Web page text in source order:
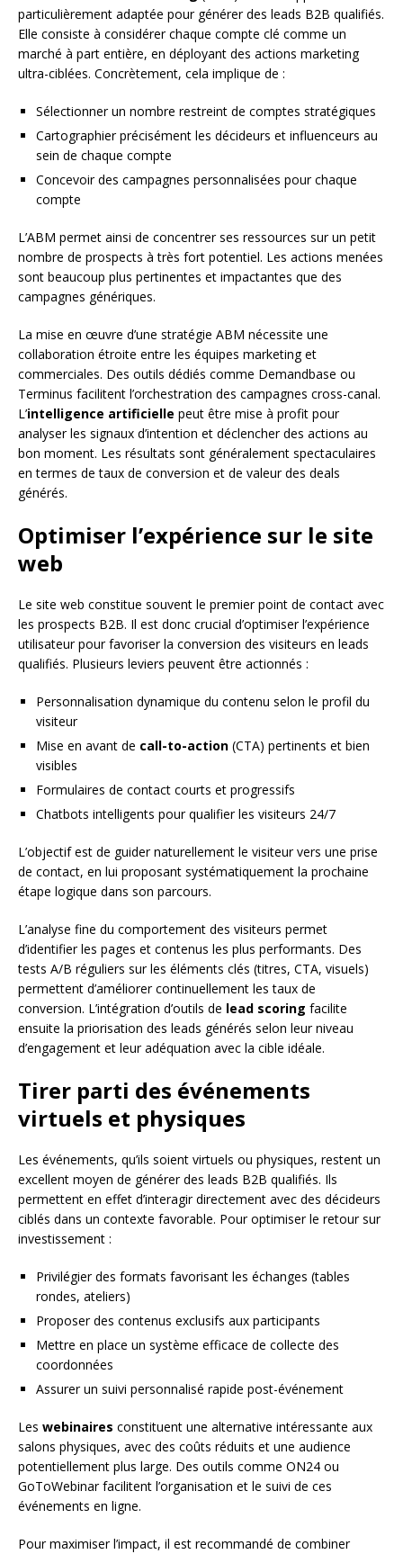
particulièrement adaptée pour générer des leads B2B qualifiés.
Elle consiste à considérer chaque compte clé comme un
marché à part entière, en déployant des actions marketing
ultra-ciblées. Concrètement, cela implique de :
Sélectionner un nombre restreint de comptes stratégiques
Cartographier précisément les décideurs et influenceurs au
sein de chaque compte
Concevoir des campagnes personnalisées pour chaque
compte
L’ABM permet ainsi de concentrer ses ressources sur un petit
nombre de prospects à très fort potentiel. Les actions menées
sont beaucoup plus pertinentes et impactantes que des
campagnes génériques.
La mise en œuvre d’une stratégie ABM nécessite une
collaboration étroite entre les équipes marketing et
commerciales. Des outils dédiés comme Demandbase ou
Terminus facilitent l’orchestration des campagnes cross-canal.
L’intelligence artificielle peut être mise à profit pour
analyser les signaux d’intention et déclencher des actions au
bon moment. Les résultats sont généralement spectaculaires
en termes de taux de conversion et de valeur des deals
générés.
Optimiser l’expérience sur le site
web
Le site web constitue souvent le premier point de contact avec
les prospects B2B. Il est donc crucial d’optimiser l’expérience
utilisateur pour favoriser la conversion des visiteurs en leads
qualifiés. Plusieurs leviers peuvent être actionnés :
Personnalisation dynamique du contenu selon le profil du
visiteur
Mise en avant de call-to-action (CTA) pertinents et bien
visibles
Formulaires de contact courts et progressifs
Chatbots intelligents pour qualifier les visiteurs 24/7
L’objectif est de guider naturellement le visiteur vers une prise
de contact, en lui proposant systématiquement la prochaine
étape logique dans son parcours.
L’analyse fine du comportement des visiteurs permet
d’identifier les pages et contenus les plus performants. Des
tests A/B réguliers sur les éléments clés (titres, CTA, visuels)
permettent d’améliorer continuellement les taux de
conversion. L’intégration d’outils de lead scoring facilite
ensuite la priorisation des leads générés selon leur niveau
d’engagement et leur adéquation avec la cible idéale.
Tirer parti des événements
virtuels et physiques
Les événements, qu’ils soient virtuels ou physiques, restent un
excellent moyen de générer des leads B2B qualifiés. Ils
permettent en effet d’interagir directement avec des décideurs
ciblés dans un contexte favorable. Pour optimiser le retour sur
investissement :
Privilégier des formats favorisant les échanges (tables
rondes, ateliers)
Proposer des contenus exclusifs aux participants
Mettre en place un système efficace de collecte des
coordonnées
Assurer un suivi personnalisé rapide post-événement
Les webinaires constituent une alternative intéressante aux
salons physiques, avec des coûts réduits et une audience
potentiellement plus large. Des outils comme ON24 ou
GoToWebinar facilitent l’organisation et le suivi de ces
événements en ligne.
Pour maximiser l’impact, il est recommandé de combiner